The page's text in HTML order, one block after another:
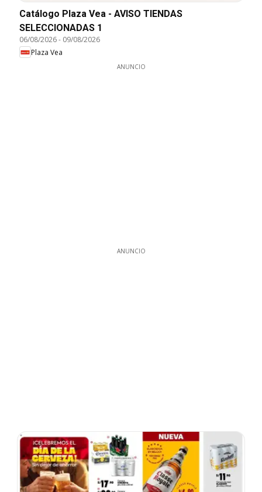
Catálogo Plaza Vea - AVISO TIENDAS
SELECCIONADAS 1
06/08/2026- 09/08/2026
Plaza Vea
ANUNCIO
ANUNCIO